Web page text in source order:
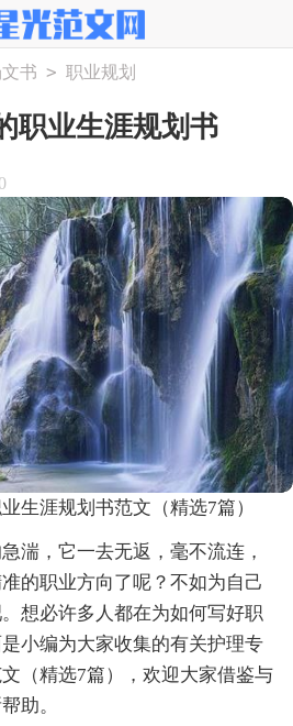
书 > 职业规划
职业生涯规划书
生涯规划书范文（精选7篇）
湍，它一去无返，毫不流连，
的职业方向了呢？不如为自己
想必许多人都在为如何写好职
小编为大家收集的有关护理专
（精选7篇），欢迎大家借鉴与
助。